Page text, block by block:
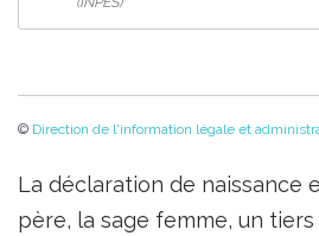
© Direction de l'information légale et
La déclaration de naissance
père, la sage femme, un